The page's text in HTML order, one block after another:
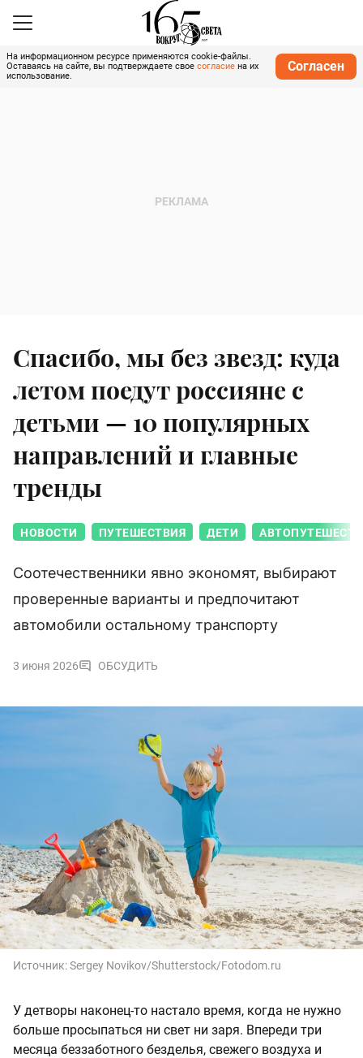
На информационном ресурсе применяются cookie-файлы.
Оставаясь на сайте, вы подтверждаете свое согласие на их
использование.
Согласен
Спасибо, мы без звезд: куда
летом поедут россияне с
детьми — 10 популярных
направлений и главные
тренды
НОВОСТИ ПУТЕШЕСТВИЯ ДЕТИ
Соотечественники явно экономят, выбирают
проверенные варианты и предпочитают
автомобили остальному транспорту
3 июня 2026 ОБСУДИТЬ
Источник:Sergey Novikov/Shutterstock/Fotodom.ru
У детворы наконец-то настало время, когда не нужно
больше просыпаться ни свет ни заря. Впереди три
месяца беззаботного безделья, свежего воздуха и